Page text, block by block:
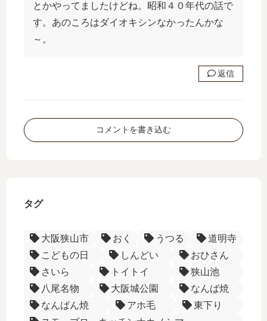
とかやってましたけどね。昭和４０年代の話で
す。あのころはダイオキシンなかったんかな
～。
返信
コメントを書き込む
タグ
大阪狭山市 おく うつる
道明寺
こどもの日
しんどい
おひさん
さいら
トイトイ
狭山池
八尾名物
大阪城公園
なんば焼
なんばん焼
アホ毛
東下り